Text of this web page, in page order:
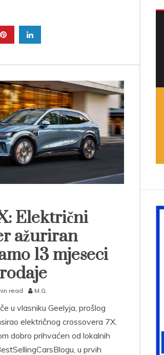
Električni
ažuriran
13 mjeseci
read M.G.
u vlasniku Geelyja, prošlog
električnog crossovera 7X.
dobro prihvaćen od lokalnih
u prvih